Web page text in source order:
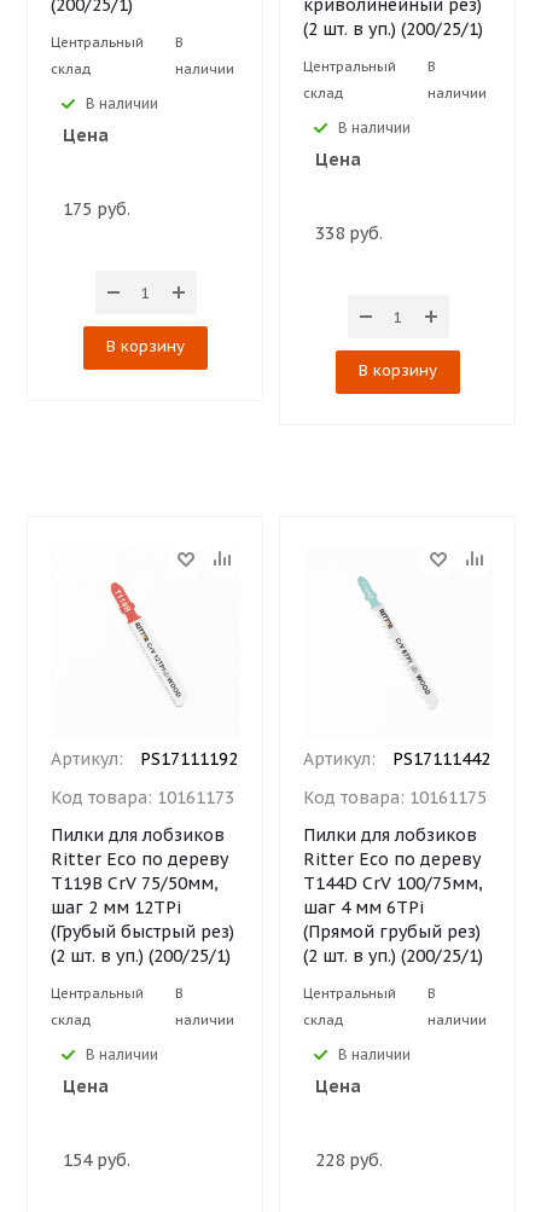
(200/25/1)
Центральный
склад
В
наличии
В наличии
Цена
175 руб.
В корзину
криволинейный рез)
(2 шт. в уп.) (200/25/1)
Центральный
склад
В
наличии
В наличии
Цена
338 руб.
В корзину
Артикул:
PS17111192
Код товара: 10161173
Пилки для лобзиков
Ritter Eco по дереву
Т119B CrV 75/50мм,
шаг 2 мм 12TPi
(Грубый быстрый рез)
(2 шт. в уп.) (200/25/1)
Центральный
склад
В
наличии
В наличии
Цена
154 руб.
Артикул:
PS17111442
Код товара: 10161175
Пилки для лобзиков
Ritter Eco по дереву
Т144D CrV 100/75мм,
шаг 4 мм 6TPi
(Прямой грубый рез)
(2 шт. в уп.) (200/25/1)
Центральный
склад
В
наличии
В наличии
Цена
228 руб.